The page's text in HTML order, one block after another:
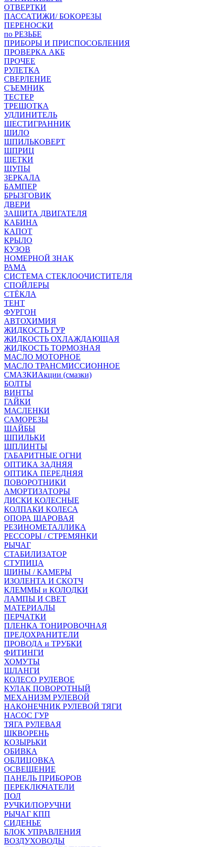
ОТВЕРТКИ
ПАССАТИЖИ/ БОКОРЕЗЫ
ПЕРЕНОСКИ
по РЕЗЬБЕ
ПРИБОРЫ И ПРИСПОСОБЛЕНИЯ
ПРОВЕРКА АКБ
ПРОЧЕЕ
РУЛЕТКА
СВЕРЛЕНИЕ
СЪЕМНИК
ТЕСТЕР
ТРЕЩОТКА
УДЛИНИТЕЛЬ
ШЕСТИГРАННИК
ШИЛО
ШПИЛЬКОВЕРТ
ШПРИЦ
ЩЕТКИ
ЩУПЫ
ЗЕРКАЛА
БАМПЕР
БРЫЗГОВИК
ДВЕРИ
ЗАЩИТА ДВИГАТЕЛЯ
КАБИНА
КАПОТ
КРЫЛО
КУЗОВ
НОМЕРНОЙ ЗНАК
РАМА
СИСТЕМА СТЕКЛООЧИСТИТЕЛЯ
СПОЙЛЕРЫ
СТЁКЛА
ТЕНТ
ФУРГОН
АВТОХИМИЯ
ЖИДКОСТЬ ГУР
ЖИДКОСТЬ ОХЛАЖДАЮЩАЯ
ЖИДКОСТЬ ТОРМОЗНАЯ
МАСЛО МОТОРНОЕ
МАСЛО ТРАНСМИССИОННОЕ
СМАЗКИАкции (смазки)
БОЛТЫ
ВИНТЫ
ГАЙКИ
МАСЛЕНКИ
САМОРЕЗЫ
ШАЙБЫ
ШПИЛЬКИ
ШПЛИНТЫ
ГАБАРИТНЫЕ ОГНИ
ОПТИКА ЗАДНЯЯ
ОПТИКА ПЕРЕДНЯЯ
ПОВОРОТНИКИ
АМОРТИЗАТОРЫ
ДИСКИ КОЛЕСНЫЕ
КОЛПАКИ КОЛЕСА
ОПОРА ШАРОВАЯ
РЕЗИНОМЕТАЛЛИКА
РЕССОРЫ / СТРЕМЯНКИ
РЫЧАГ
СТАБИЛИЗАТОР
СТУПИЦА
ШИНЫ / КАМЕРЫ
ИЗОЛЕНТА И СКОТЧ
КЛЕММЫ и КОЛОДКИ
ЛАМПЫ И СВЕТ
МАТЕРИАЛЫ
ПЕРЧАТКИ
ПЛЕНКА ТОНИРОВОЧНАЯ
ПРЕДОХРАНИТЕЛИ
ПРОВОДА и ТРУБКИ
ФИТИНГИ
ХОМУТЫ
ШЛАНГИ
КОЛЕСО РУЛЕВОЕ
КУЛАК ПОВОРОТНЫЙ
МЕХАНИЗМ РУЛЕВОЙ
НАКОНЕЧНИК РУЛЕВОЙ ТЯГИ
НАСОС ГУР
ТЯГА РУЛЕВАЯ
ШКВОРЕНЬ
КОЗЫРЬКИ
ОБИВКА
ОБЛИЦОВКА
ОСВЕЩЕНИЕ
ПАНЕЛЬ ПРИБОРОВ
ПЕРЕКЛЮЧАТЕЛИ
ПОЛ
РУЧКИ/ПОРУЧНИ
РЫЧАГ КПП
СИДЕНЬЕ
БЛОК УПРАВЛЕНИЯ
ВОЗДУХОВОДЫ